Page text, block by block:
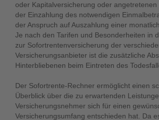
oder Kapitalversicherung oder
der Einzahlung des notwendigen
der Anspruch auf Auszahlung einer
Je nach den Tarifen und Besonderheiten in
zur Sofortrentenversicherung der
Versicherungsanbieter ist die zusätzliche
Hinterbliebenen beim Eintreten des
Der Sofortrente-Rechner ermöglicht einen
Überblick über die zu erwartenden
Versicherungsnehmer sich für einen
Versicherungsumfang entschieden hat. Da